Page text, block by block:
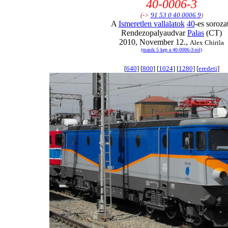
40-0006-3
(-> 91 53 0 40 0006 9)
A Ismeretlen vallalatok 40-es
RendezopalyaudvarPalas (CT)
2010, November 12., Alex Chirila
(masik 5 kep a 40-0006-3-rol)
[640] [800] [1024] [1280] [eredeti]